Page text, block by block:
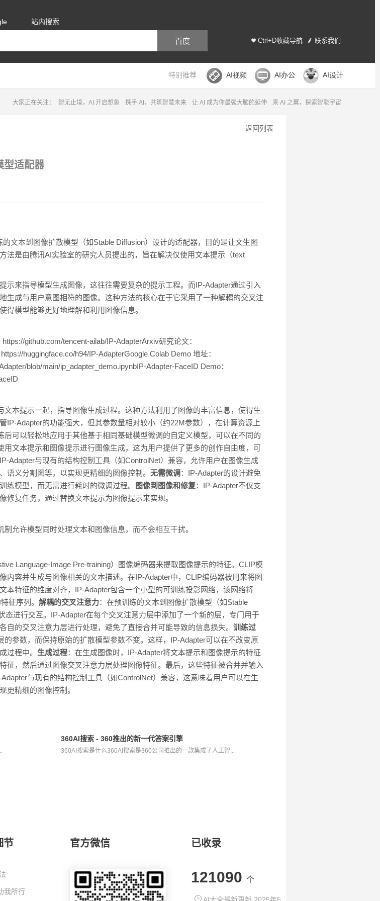
站内搜索
Ctrl+D收藏导航 联系我们
百度
特别推荐 AI视频 AI办公 AI设计
大家正在关注： 智无止境，AI 开启想象 携手 AI，共筑智慧未来 让 AI 成为你最强大脑的延伸 乘 AI 之翼，探索智能宇宙
返回列表
型适配器
文本到图像扩散模型（如Stable Diffusion）设计的适配器，目的是让文生图
法是由腾讯AI实验室的研究人员提出的，旨在解决仅使用文本提示（text
示来指导模型生成图像，这往往需要复杂的提示工程。而IP-Adapter通过引入
生成与用户意图相符的图像。这种方法的核心在于它采用了一种解耦的交叉注
得模型能够更好地理解和利用图像信息。
github.com/tencent-ailab/IP-AdapterArxiv研究论文：
huggingface.co/h94/IP-AdapterGoogle Colab Demo 地址：
blob/main/ip_adapter_demo.ipynbIP-Adapter-FaceID Demo：
文本提示一起，指导图像生成过程。这种方法利用了图像的丰富信息，使得生
IP-Adapter的功能强大，但其参数量相对较小（约22M参数），在计算资源上
后可以轻松地应用于其他基于相同基础模型微调的自定义模型，可以在不同的
用文本提示和图像提示进行图像生成，这为用户提供了更多的创作自由度，可
Adapter与现有的结构控制工具（如ControlNet）兼容，允许用户在图像生成
义分割图等，以实现更精细的图像控制。 无需微调 ：IP-Adapter的设计避免
练模型，而无需进行耗时的微调过程。
图像到图像和修复：IP-Adapter不仅支
复任务，通过替换文本提示为图像提示来实现。
允许模型同时处理文本和图像信息，而不会相互干扰。
Language-Image Pre-training）图像编码器来提取图像提示的特征。CLIP模
内容并生成与图像相关的文本描述。在IP-Adapter中，CLIP编码器被用来将图
本特征的维度对齐，IP-Adapter包含一个小型的可训练投影网络，该网络将
征序列。 解耦的交叉注意力：在预训练的文本到图像扩散模型（如Stable
进行交互。IP-Adapter在每个交叉注意力层中添加了一个新的层，专门用于
的交叉注意力层进行处理，避免了直接合并可能导致的信息损失。 训练过
参数，而保持原始的扩散模型参数不变。这样，IP-Adapter可以在不改变原
过程中。 生成过程：在生成图像时，IP-Adapter将文本提示和图像提示的特征
征，然后通过图像交叉注意力层处理图像特征。最后，这些特征被合并并输入
Adapter与现有的结构控制工具（如ControlNet）兼容，这意味着用户可以在生
更精细的图像控制。
360AI搜索 - 360推出的新一代答案引擎
360AI搜索是什么360AI搜索是360公司推出的一款集成了人工智...
节
我所行
官方微信 已收录
121090 个